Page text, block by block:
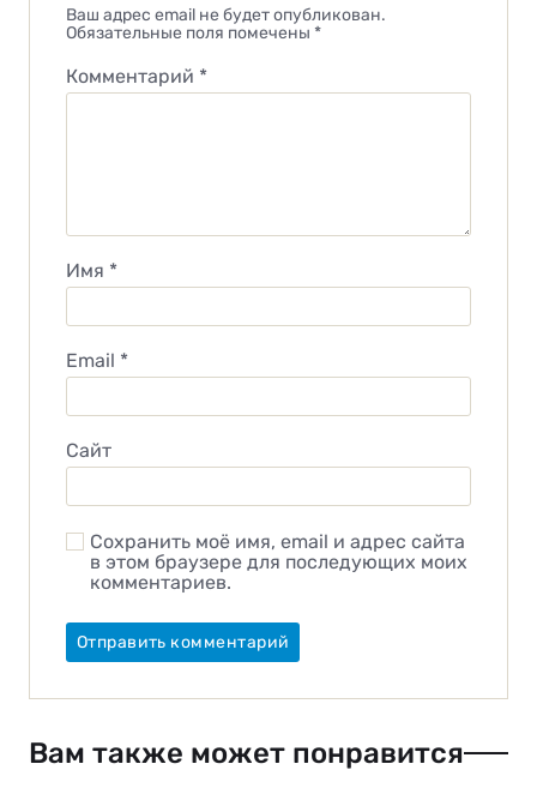
Ваш адрес email не будет опубликован.
Обязательные поля помечены *
Комментарий *
Имя *
Email *
Сайт
Сохранить моё имя, email и адрес сайта
в этом браузере для последующих моих
комментариев.
Вам также может понравится